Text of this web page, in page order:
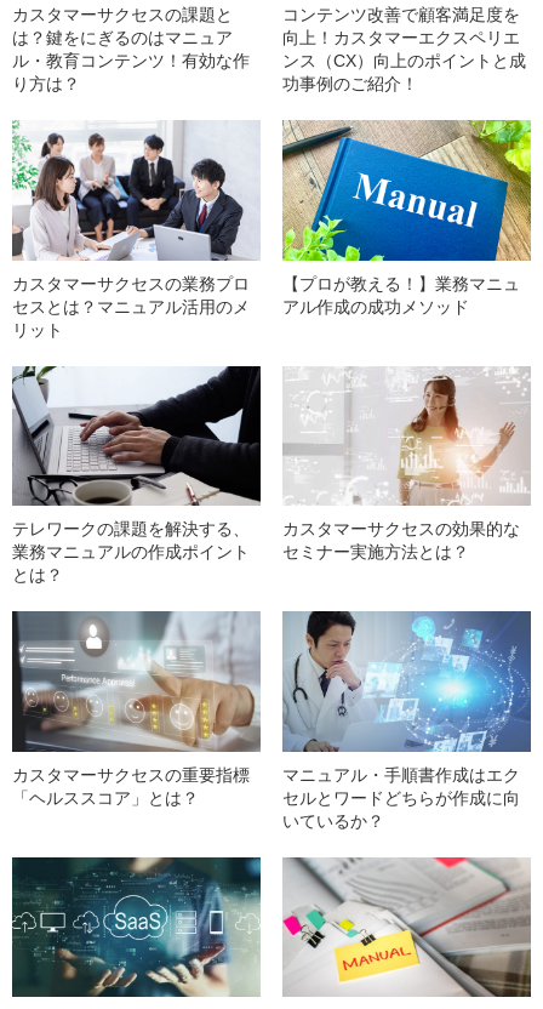
カスタマーサクセスの課題と
は？鍵をにぎるのはマニュア
ル・教育コンテンツ！有効な作
り方は？
コンテンツ改善で顧客満足度を
向上！カスタマーエクスペリエ
ンス（CX）向上のポイントと成
功事例のご紹介！
カスタマーサクセスの業務プロ
セスとは？マニュアル活用のメ
リット
【プロが教える！】業務マニュ
アル作成の成功メソッド
テレワークの課題を解決する、
業務マニュアルの作成ポイント
とは？
カスタマーサクセスの効果的な
セミナー実施方法とは？
カスタマーサクセスの重要指標
「ヘルススコア」とは？
マニュアル・手順書作成はエク
セルとワードどちらが作成に向
いているか？